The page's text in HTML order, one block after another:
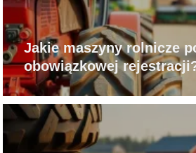
Jakie maszyny rolnicze
obowiązkowej